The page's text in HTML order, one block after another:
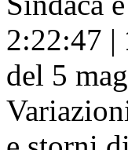
2:22:47 |
del 5